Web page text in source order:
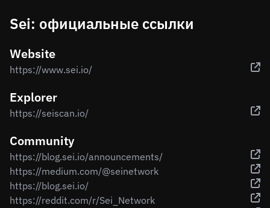
Sei: официальные ссылки
Website
https://www.sei.io/
Explorer
https://seiscan.io/
Community
https://blog.sei.io/announcements/
https://medium.com/@seinetwork
https://blog.sei.io/
https://reddit.com/r/Sei_Network